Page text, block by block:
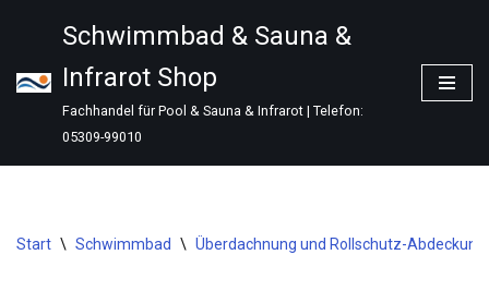
Inhalt
springen
Schwimmbad & Sauna &
Infrarot Shop
Fachhandel für Pool & Sauna & Infrarot | Telefon:
05309-99010
Start \ Schwimmbad \ Überdachnung und Rollschutz-Abdeckung